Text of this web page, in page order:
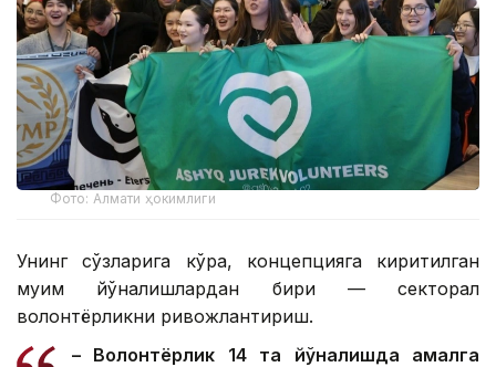
Фото: Алмати ҳокимлиги
Унинг сўзларига кўра, концепцияга киритилган
муҳим йўналишлардан бири — секторал
волонтёрликни ривожлантириш.
– Волонтёрлик 14 та йўналишда амалга